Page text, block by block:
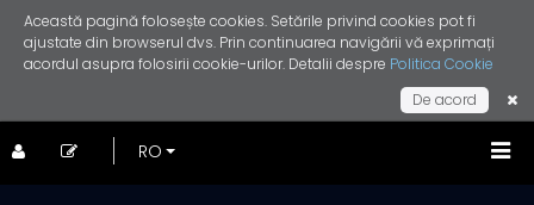
Această pagină folosește cookies. Setările privind cookies pot fi
ajustate din browserul dvs. Prin continuarea navigării vă exprimați
acordul asupra folosirii cookie-urilor. Detalii despre Politica Cookie
De acord